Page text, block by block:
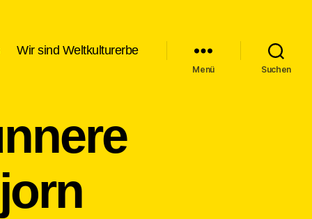
Wir sind Weltkulturerbe
Menü Suchen